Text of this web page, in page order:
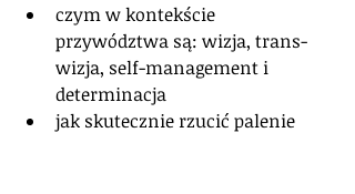
czym w kontekście
przywództwa są: wizja, trans-
wizja, self-management i
determinacja
jak skutecznie rzucić palenie